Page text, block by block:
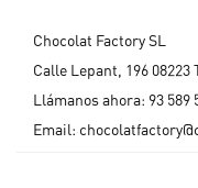
Chocolat Factory SL
Calle Lepant, 196
Llámanos ahora: 93 589
Email: